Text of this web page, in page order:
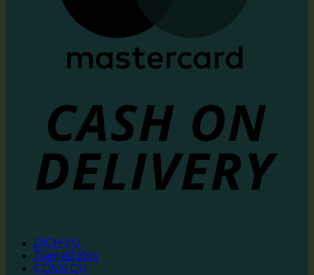
DỊCH VỤ
Trạm bê tông
CÔNG CỤ